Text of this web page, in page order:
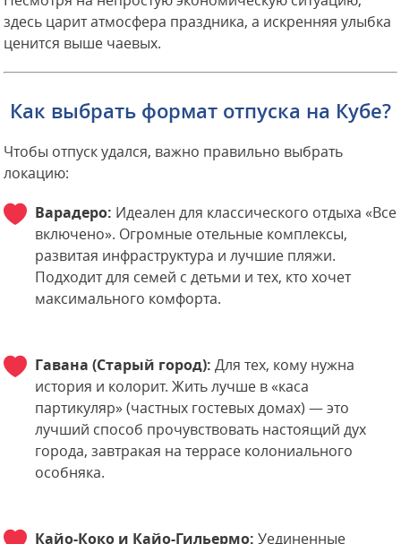
здесь царит атмосфера праздника, а искренняя улыбка
ценится выше чаевых.
Как выбрать формат отпуска на Кубе?
Чтобы отпуск удался, важно правильно выбрать
локацию:
Варадеро: Идеален для классического отдыха «Все
включено». Огромные отельные комплексы,
развитая инфраструктура и лучшие пляжи.
Подходит для семей с детьми и тех, кто хочет
максимального комфорта.
Гавана (Старый город): Для тех, кому нужна
история и колорит. Жить лучше в «каса
партикуляр» (частных гостевых домах) — это
лучший способ прочувствовать настоящий дух
города, завтракая на террасе колониального
особняка.
Кайо-Коко и Кайо-Гильермо: Уединенные